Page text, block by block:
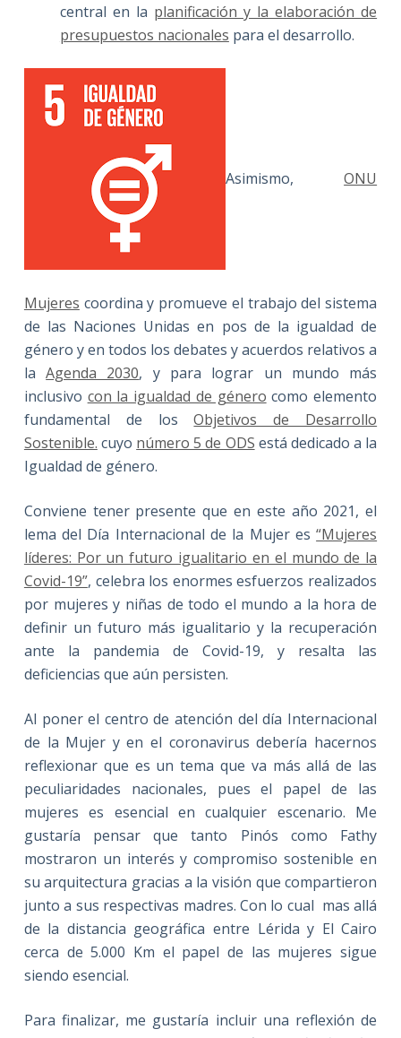
central en la planificación y la elaboración de
presupuestos nacionales para el desarrollo.
Asimismo,ONU
Mujeres coordina y promueve el trabajo del sistema
de las Naciones Unidas en pos de la igualdad de
género y en todos los debates y acuerdos relativos a
laAgenda 2030, y para lograr un mundo más
inclusivo con la igualdad de género como elemento
fundamental de losObjetivos de Desarrollo
Sostenible. cuyo número 5 de ODS está dedicado a la
Igualdad de género.
Conviene tener presente que en este año 2021, el
lema del Día Internacional de la Mujer es“Mujeres
líderes: Por un futuro igualitario en el mundo de la
Covid-19”, celebra los enormes esfuerzos realizados
por mujeres y niñas de todo el mundo a la hora de
definir un futuro más igualitario y la recuperación
ante la pandemia de Covid-19, y resalta las
deficiencias que aún persisten.
Al poner el centro de atención del día Internacional
de la Mujer y en el coronavirus debería hacernos
reflexionar que es un tema que va más allá de las
peculiaridades nacionales, pues el papel de las
mujeres es esencial en cualquier escenario. Me
gustaría pensar que tanto Pinós como Fathy
mostraron un interés y compromiso sostenible en
su arquitectura gracias a la visión que compartieron
junto a sus respectivas madres. Con lo cual mas allá
de la distancia geográfica entre Lérida y El Cairo
cerca de 5.000 Km el papel de las mujeres sigue
siendo esencial.
Para finalizar, me gustaría incluir una reflexión de